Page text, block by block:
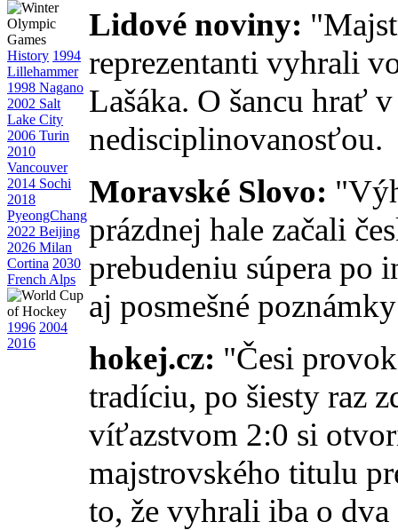
History 1994
Lillehammer
1998 Nagano
2002 Salt
Lake City
2006 Turin
2010
Vancouver
2014 Sochi
2018
PyeongChang
2022 Beijing
2026 Milan
Cortina 2030
French Alps
1996 2004
2016
Lidové noviny:
reprezentanti vyhrali
Lašáka. O šancu hrať
nedisciplinovanosťou.
Moravské Slovo:
prázdnej hale začali
prebudeniu súpera po
aj posmešné
hokej.cz: "Česi
tradíciu, po šiesty raz
víťazstvom 2:0 si
majstrovského titulu
to, že vyhrali iba o